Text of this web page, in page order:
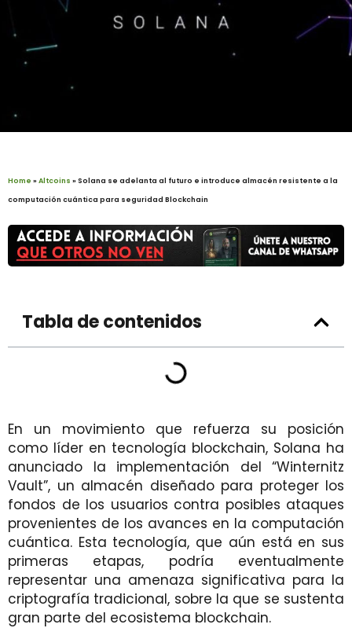
Home »Altcoins »Solana se adelanta al futuro e introduce almacén resistente a la
computación cuántica para seguridad Blockchain
Tabla de contenidos
En un movimiento que refuerza su posición
como líder en tecnología blockchain, Solana ha
anunciado la implementación del “Winternitz
Vault”, un almacén diseñado para proteger los
fondos de los usuarios contra posibles ataques
provenientes de los avances en la computación
cuántica. Esta tecnología, que aún está en sus
primeras etapas, podría eventualmente
representar una amenaza significativa para la
criptografía tradicional, sobre la que se sustenta
gran parte del ecosistema blockchain.